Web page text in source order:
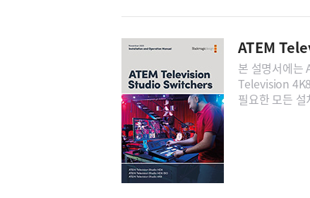
ATEM
본 설명서에
Television
필요한 모든